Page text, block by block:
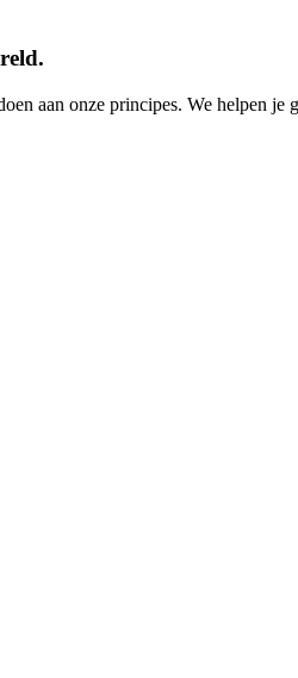
aan onze principes. We helpen je